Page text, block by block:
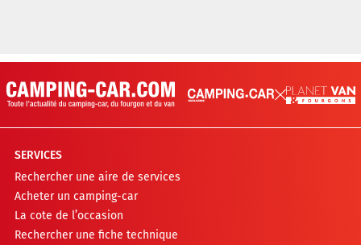
SERVICES
Rechercher une aire de services
Acheter un camping-car
La cote de l’occasion
Rechercher une fiche technique